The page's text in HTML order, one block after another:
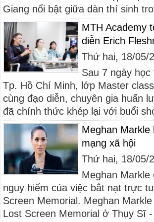
Giang nổi bật giữa dàn thí sinh
MTH Academy
diễn Erich
Thứ hai, 18/05/
Sau 7 ngày
Tp. Hồ Chí Minh, lớp Master
cùng đạo diễn, chuyên gia huấn
đã chính thức khép lại với buổi
Meghan
mạng xã hội
Thứ hai, 18/05/
Meghan
nguy hiểm của việc bắt nạt trực
Screen Memorial. Meghan
Lost Screen Memorial ở Thụy Sĩ